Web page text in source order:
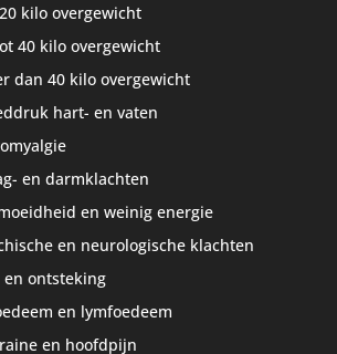
kilo overgewicht
40 kilo overgewicht
dan 40 kilo overgewicht
hart- en vaten
en darmklachten
en weinig energie
en neurologische klachten
en ontsteking
en lymfoedeem
en hoofdpijn